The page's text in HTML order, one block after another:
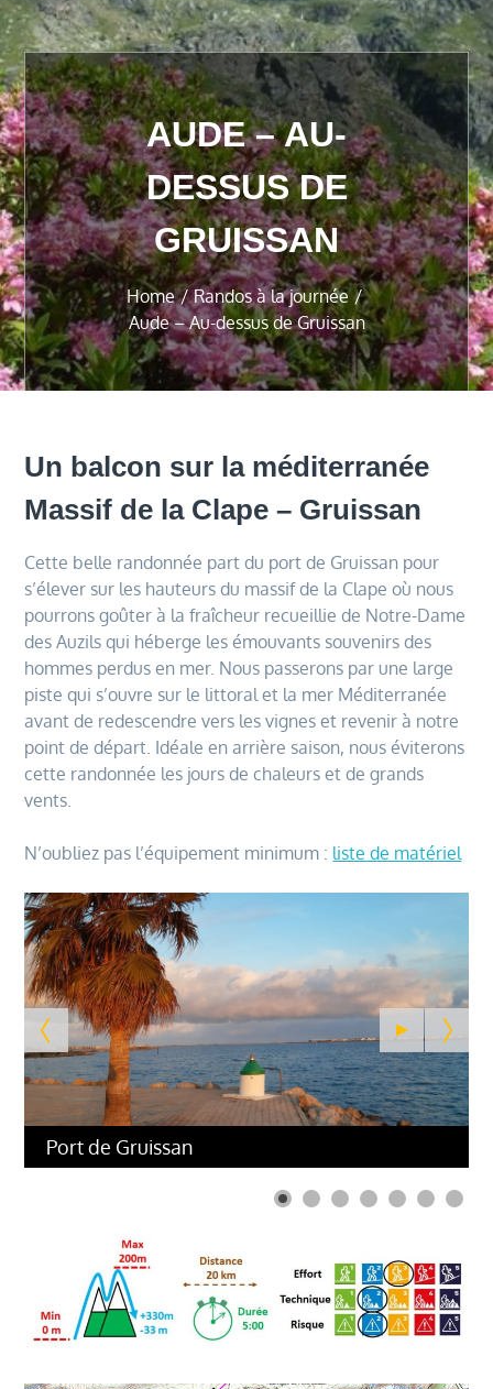
AUDE – AU-
DESSUS DE
GRUISSAN
Home
Randos à la journée
Aude – Au-dessus de Gruissan
Un balcon sur la méditerranée
Massif de la Clape – Gruissan
Cette belle randonnée part du port de Gruissan pour
s’élever sur les hauteurs du massif de la Clape où nous
pourrons goûter à la fraîcheur recueillie de Notre-Dame
des Auzils qui héberge les émouvants souvenirs des
hommes perdus en mer. Nous passerons par une large
piste qui s’ouvre sur le littoral et la mer Méditerranée
avant de redescendre vers les vignes et revenir à notre
point de départ. Idéale en arrière saison, nous éviterons
cette randonnée les jours de chaleurs et de grands
vents.
N’oubliez pas l’équipement minimum : liste de matériel
Port de Gruissan